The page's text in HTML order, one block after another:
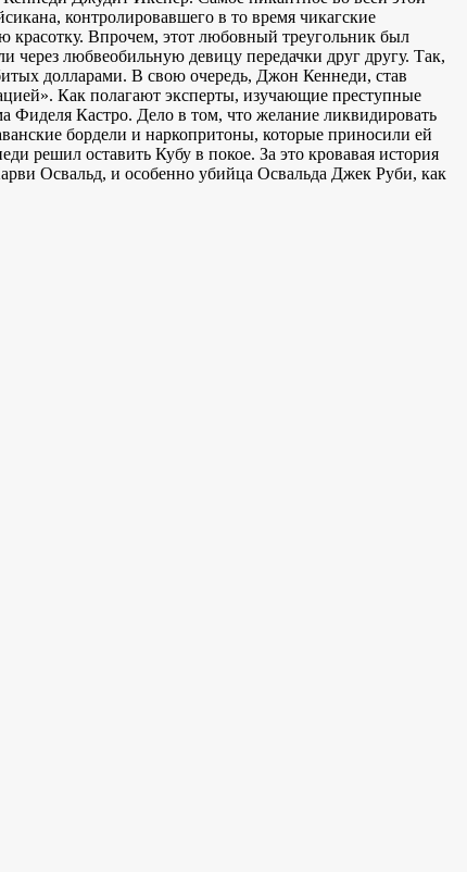
контролировавшего в то время чикагские
красотку. Впрочем, этот любовный треугольник был
через любвеобильную девицу передачки друг другу. Так,
долларами. В свою очередь, Джон Кеннеди, став
Как полагают эксперты, изучающие преступные
Кастро. Дело в том, что желание ликвидировать
бордели и наркопритоны, которые приносили ей
решил оставить Кубу в покое. За это кровавая история
Освальд, и особенно убийца Освальда Джек Руби, как